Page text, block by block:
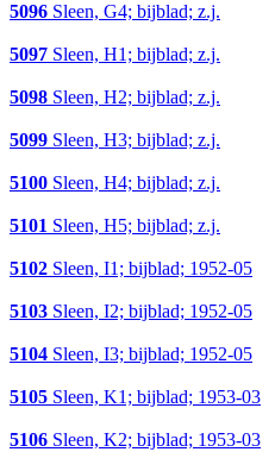
5096 Sleen, G4; bijblad; z.j.
5097 Sleen, H1; bijblad; z.j.
5098 Sleen, H2; bijblad; z.j.
5099 Sleen, H3; bijblad; z.j.
5100 Sleen, H4; bijblad; z.j.
5101 Sleen, H5; bijblad; z.j.
5102 Sleen, I1; bijblad; 1952-05
5103 Sleen, I2; bijblad; 1952-05
5104 Sleen, I3; bijblad; 1952-05
5105 Sleen, K1; bijblad; 1953-03
5106 Sleen, K2; bijblad; 1953-03